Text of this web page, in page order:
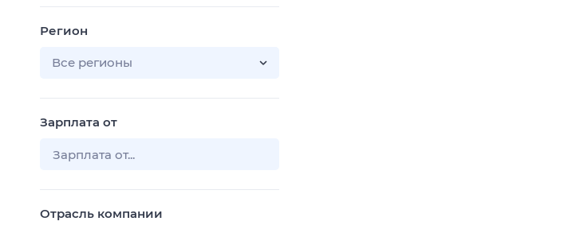
Регион
Все регионы
Зарплата от
Отрасль компании